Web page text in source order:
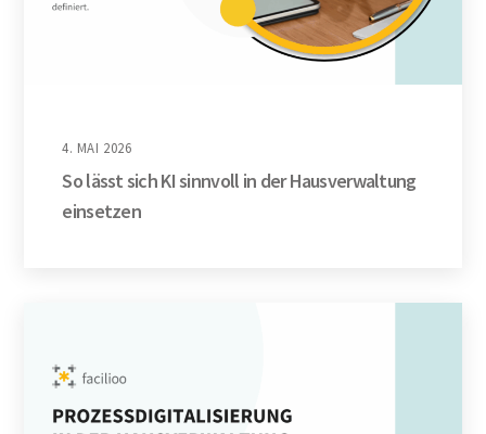
4. MAI 2026
So lässt sich KI sinnvoll in der Hausverwaltung
einsetzen